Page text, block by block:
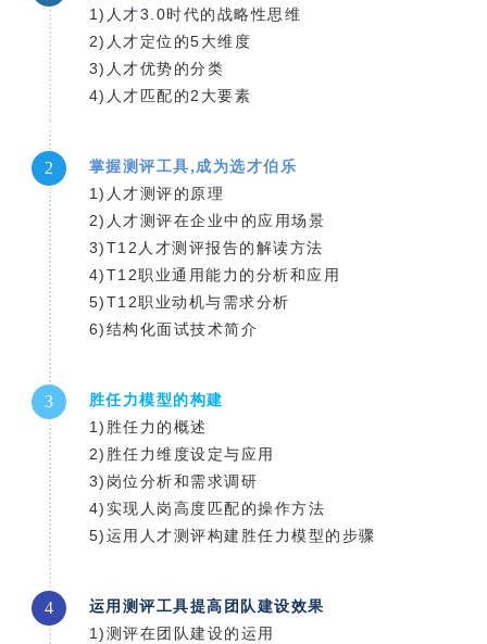
1)人才3.0时代的战略性思维
2)人才定位的5大维度
3)人才优势的分类
4)人才匹配的2大要素
2
掌握测评工具,成为选才伯乐
1)人才测评的原理
2)人才测评在企业中的应用场景
3)T12人才测评报告的解读方法
4)T12职业通用能力的分析和应用
5)T12职业动机与需求分析
6)结构化面试技术简介
3
胜任力模型的构建
1)胜任力的概述
2)胜任力维度设定与应用
3)岗位分析和需求调研
4)实现人岗高度匹配的操作方法
5)运用人才测评构建胜任力模型的步骤
4
运用测评工具提高团队建设效果
1)测评在团队建设的运用